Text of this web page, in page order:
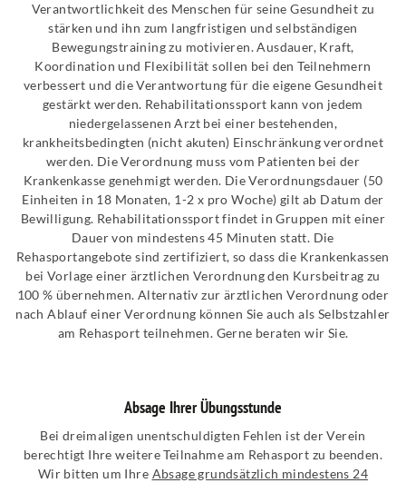
Verantwortlichkeit des Menschen für seine Gesundheit zu
stärken und ihn zum langfristigen und selbständigen
Bewegungstraining zu motivieren. Ausdauer, Kraft,
Koordination und Flexibilität sollen bei den Teilnehmern
verbessert und die Verantwortung für die eigene Gesundheit
gestärkt werden. Rehabilitationssport kann von jedem
niedergelassenen Arzt bei einer bestehenden,
krankheitsbedingten (nicht akuten) Einschränkung verordnet
werden. Die Verordnung muss vom Patienten bei der
Krankenkasse genehmigt werden. Die Verordnungsdauer (50
Einheiten in 18 Monaten, 1-2 x pro Woche) gilt ab Datum der
Bewilligung. Rehabilitationssport findet in Gruppen mit einer
Dauer von mindestens 45 Minuten statt. Die
Rehasportangebote sind zertifiziert, so dass die Krankenkassen
bei Vorlage einer ärztlichen Verordnung den Kursbeitrag zu
100 % übernehmen. Alternativ zur ärztlichen Verordnung oder
nach Ablauf einer Verordnung können Sie auch als Selbstzahler
am Rehasport teilnehmen. Gerne beraten wir Sie.
Absage Ihrer Übungsstunde
Bei dreimaligen unentschuldigten Fehlen ist der Verein
berechtigt Ihre weitere Teilnahme am Rehasport zu beenden.
Wir bitten um Ihre Absage grundsätzlich mindestens 24